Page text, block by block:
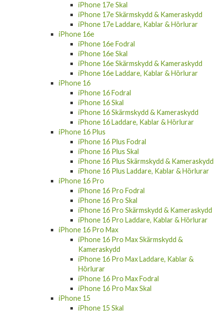
iPhone 17e Skal
iPhone 17e Skärmskydd & Kameraskydd
iPhone 17e Laddare, Kablar & Hörlurar
iPhone 16e
iPhone 16e Fodral
iPhone 16e Skal
iPhone 16e Skärmskydd & Kameraskydd
iPhone 16e Laddare, Kablar & Hörlurar
iPhone 16
iPhone 16 Fodral
iPhone 16 Skal
iPhone 16 Skärmskydd & Kameraskydd
iPhone 16 Laddare, Kablar & Hörlurar
iPhone 16 Plus
iPhone 16 Plus Fodral
iPhone 16 Plus Skal
iPhone 16 Plus Skärmskydd & Kameraskydd
iPhone 16 Plus Laddare, Kablar & Hörlurar
iPhone 16 Pro
iPhone 16 Pro Fodral
iPhone 16 Pro Skal
iPhone 16 Pro Skärmskydd & Kameraskydd
iPhone 16 Pro Laddare, Kablar & Hörlurar
iPhone 16 Pro Max
iPhone 16 Pro Max Skärmskydd &
Kameraskydd
iPhone 16 Pro Max Laddare, Kablar &
Hörlurar
iPhone 16 Pro Max Fodral
iPhone 16 Pro Max Skal
iPhone 15
iPhone 15 Skal